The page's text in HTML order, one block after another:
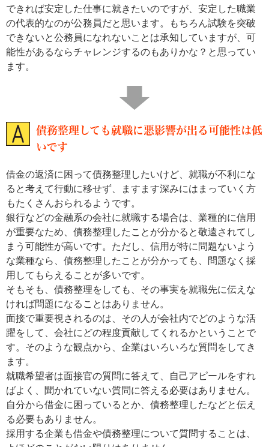
できれば安定した仕事に就きたいのですが、安定した職業
の代表的なのが公務員だと思います。もちろん試験を突破
できないと公務員になれないことは承知していますが、可
能性があるならチャレンジするのもありかな？と思ってい
ます。
債務整理しても就職に悪影響が出る可能性は低
いです
借金の返済に困って債務整理したいけど、就職が不利にな
ると考えて行動に移せず、ますます深みにはまっていく方
もたくさんおられるようです。
銀行などの金融系の会社に就職する場合は、業種的に信用
が重要なため、債務整理したことが分かると敬遠されてし
まう可能性が高いです。ただし、信用が特に問題ないよう
な業種なら、債務整理したことが分かっても、問題なく採
用してもらえることが多いです。
そもそも、債務整理をしても、その事実を就職先に伝えな
ければ問題になることはありません。
面接で重要視されるのは、その人が会社内でどのような活
躍をして、会社にどの程度貢献してくれるかということで
す。そのような観点から、企業はいろいろな質問をしてき
ます。
就職希望者は面接官の質問に答えて、自己アピールをすれ
ばよく、聞かれていない質問に答える必要はありません。
自分から借金に困っているとか、債務整理したなどと伝え
る必要もありません。
採用する企業も借金や債務整理について質問することは、